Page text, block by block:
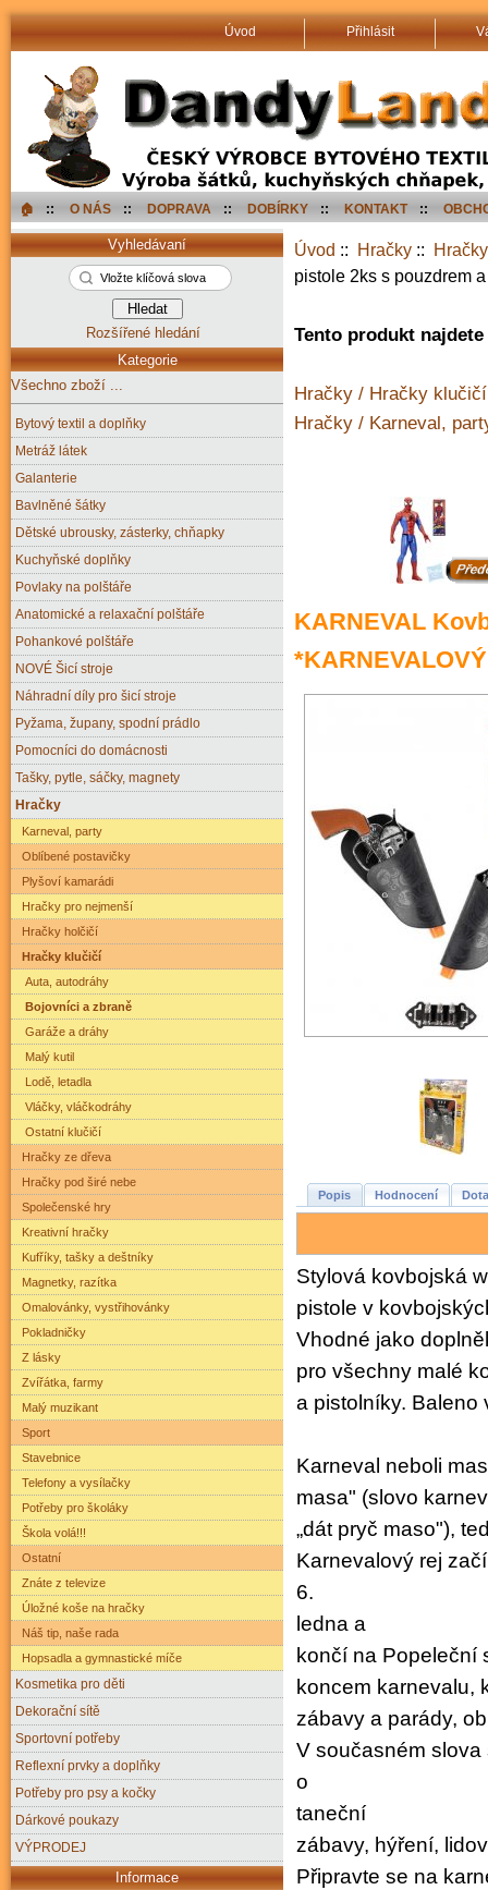
Úvod Přihlásit
🏠︎ :: O NÁS :: DOPRAVA :: DOBÍRKY :: KONTAKT ::
Úvod :: Hračky ::
pistole 2ks s pouzdrem
Tento produkt
Hračky / Hračky
Hračky / Karneval,
KARNEVAL
*KARNEVALOVÝ
Popis Hodnocení
Stylová kovbojská
pistole v
Vhodné jako
pro všechny malé
a pistolníky. Baleno
Karneval neboli
masa" (slovo
„dát pryč maso"),
Karnevalový rej
6.
ledna a
končí na Popeleční
koncem karnevalu,
zábavy a parády,
V současném slova
o
taneční
zábavy, hýření,
Připravte se na
Vyhledávaní
Rozšířené hledání
Kategorie
Všechno zboží ...
Bytový textil a doplňky
Metráž látek
Galanterie
Bavlněné šátky
Dětské ubrousky, zásterky, chňapky
Kuchyňské doplňky
Povlaky na polštáře
Anatomické a relaxační polštáře
Pohankové polštáře
NOVÉ Šicí stroje
Náhradní díly pro šicí stroje
Pyžama, župany, spodní prádlo
Pomocníci do domácnosti
Tašky, pytle, sáčky, magnety
Hračky
Karneval, party
Oblíbené postavičky
Plyšoví kamarádi
Hračky pro nejmenší
Hračky holčičí
Hračky klučičí
Auta, autodráhy
Bojovníci a zbraně
Garáže a dráhy
Malý kutil
Lodě, letadla
Vláčky, vláčkodráhy
Ostatní klučičí
Hračky ze dřeva
Hračky pod širé nebe
Společenské hry
Kreativní hračky
Kufříky, tašky a deštníky
Magnetky, razítka
Omalovánky, vystřihovánky
Pokladničky
Z lásky
Zvířátka, farmy
Malý muzikant
Sport
Stavebnice
Telefony a vysílačky
Potřeby pro školáky
Škola volá!!!
Ostatní
Znáte z televize
Úložné koše na hračky
Náš tip, naše rada
Hopsadla a gymnastické míče
Kosmetika pro děti
Dekorační sítě
Sportovní potřeby
Reflexní prvky a doplňky
Potřeby pro psy a kočky
Dárkové poukazy
VÝPRODEJ
Informace